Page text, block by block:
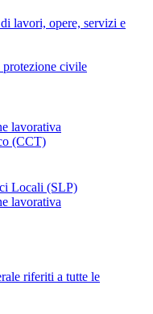
lavori, opere, servizi e
protezione civile
lavorativa
(CCT)
Locali (SLP)
lavorativa
riferiti a tutte le